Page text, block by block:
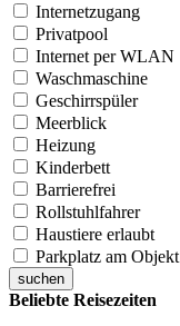
Internetzugang
Privatpool
Internet per WLAN
Waschmaschine
Geschirrspüler
Meerblick
Heizung
Kinderbett
Barrierefrei
Rollstuhlfahrer
Haustiere erlaubt
Parkplatz am Objekt
suchen
Beliebte Reisezeiten